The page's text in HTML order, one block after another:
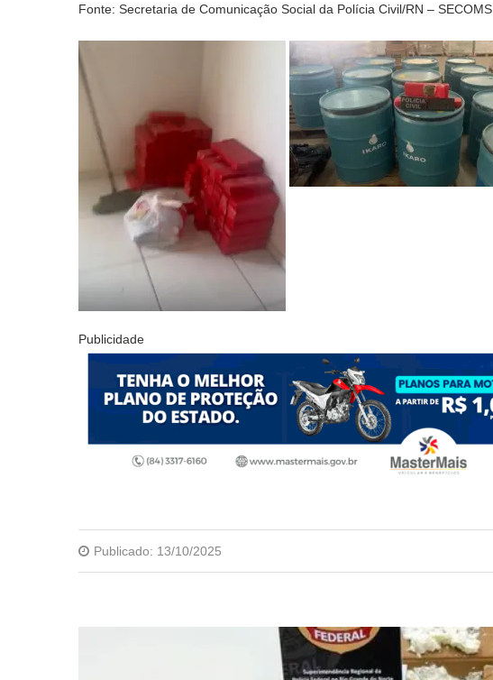
Fonte: Secretaria de Comunicação Social da Polícia Civil/RN – SECOMS.
Publicidade
Publicado: 13/10/2025